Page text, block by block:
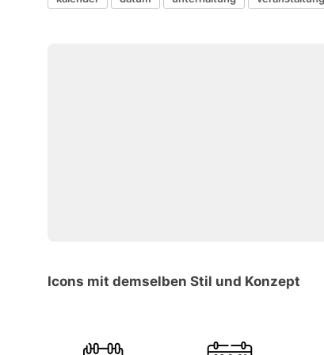
Icons mit demselben Stil und Konzept